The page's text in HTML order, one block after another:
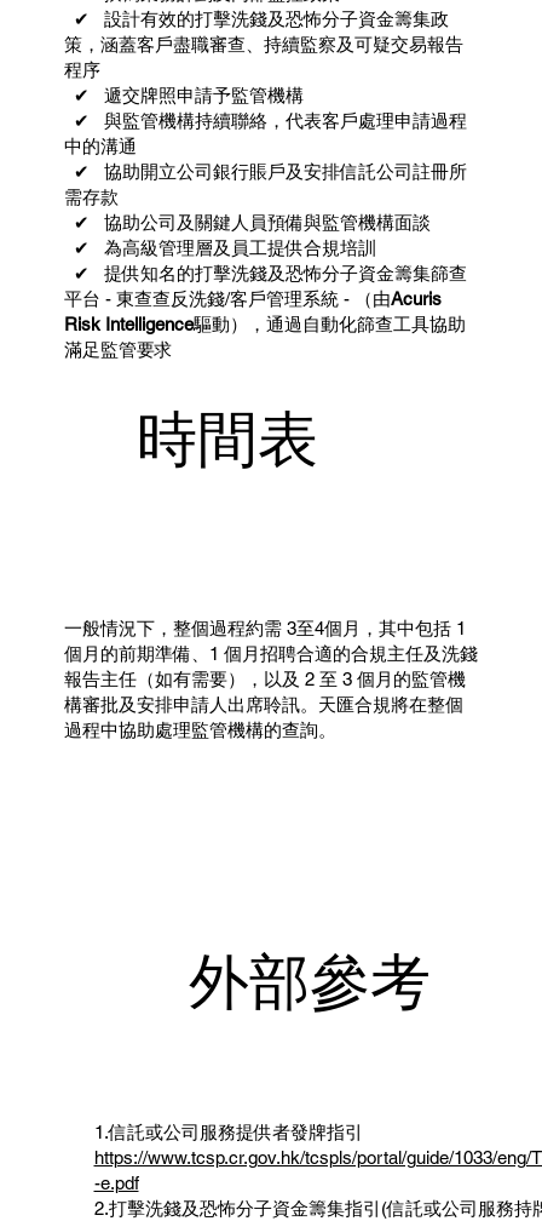
✔ 設計有效的打擊洗錢及恐怖分子資金籌集政
策，涵蓋客戶盡職審查、持續監察及可疑交易報告
程序
✔ 遞交牌照申請予監管機構
✔ 與監管機構持續聯絡，代表客戶處理申請過程
中的溝通
✔ 協助開立公司銀行賬戶及安排信託公司註冊所
需存款
✔ 協助公司及關鍵人員預備與監管機構面談
✔ 為高級管理層及員工提供合規培訓
✔ 提供知名的打擊洗錢及恐怖分子資金籌集篩查
平台 - 東查查反洗錢/客戶管理系統 - （由Acuris
Risk Intelligence驅動），通過自動化篩查工具協助
滿足監管要求
時間表
一般情況下，整個過程約需 3至4個月，其中包括 1
個月的前期準備、1 個月招聘合適的合規主任及洗錢
報告主任（如有需要），以及 2 至 3 個月的監管機
構審批及安排申請人出席聆訊。天匯合規將在整個
過程中協助處理監管機構的查詢。
外部參考
1.信託或公司服務提供者發牌指引
https://www.tcsp.cr.gov.hk/tcspls/portal/guide/1033/eng/
-e.pdf
2.打擊洗錢及恐怖分子資金籌集指引(信託或公司服務持